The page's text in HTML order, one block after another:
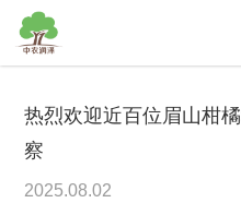
热烈欢迎近百位眉山柑
察
2025.08.02